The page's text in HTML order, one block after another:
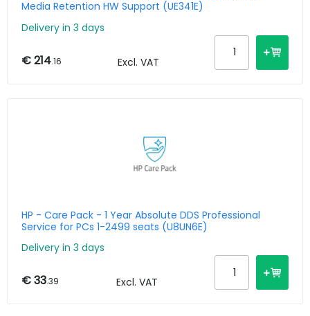
Media Retention HW Support (UE341E)
Delivery in 3 days
€ 214.16 Excl. VAT
HP - Care Pack - 1 Year Absolute DDS Professional
Service for PCs 1-2499 seats (U8UN6E)
Delivery in 3 days
€ 33.39 Excl. VAT